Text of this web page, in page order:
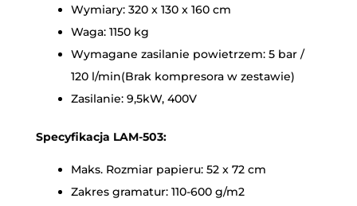
Wymiary: 320 x 130 x 160 cm
Waga: 1150 kg
Wymagane zasilanie powietrzem: 5 bar /
120 l/min(Brak kompresora w zestawie)
Zasilanie: 9,5kW, 400V
Specyfikacja LAM-503:
Maks. Rozmiar papieru: 52 x 72 cm
Zakres gramatur: 110-600 g/m2